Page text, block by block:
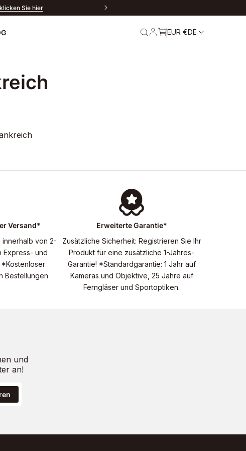
Sie hier
EUR €DE
Versand*
innerhalb von 2-
Express- und
Bestellungen
Erweiterte Garantie*
Zusätzliche Sicherheit: Registrieren Sie Ihr
Produkt für eine zusätzliche 1-Jahres-
Garantie! *Standardgarantie: 1 Jahr auf
Kameras und Objektive, 25 Jahre auf
Ferngläser und Sportoptiken.
und
an!